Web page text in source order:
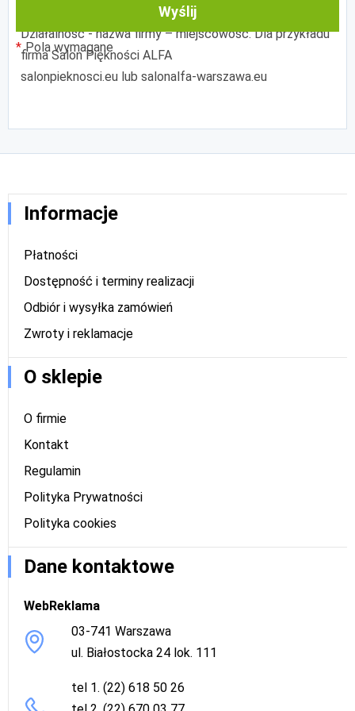
Wyślij
Pola wymagane
Działalność - nazwa firmy – miejscowość. Dla przykładu
firma Salon Piękności ALFA
salonpieknosci.eu lub salonalfa-warszawa.eu
Informacje
Płatności
Dostępność i terminy realizacji
Odbiór i wysyłka zamówień
Zwroty i reklamacje
O sklepie
O firmie
Kontakt
Regulamin
Polityka Prywatności
Polityka cookies
Dane kontaktowe
WebReklama
03-741 Warszawa
ul. Białostocka 24 lok. 111
tel 1. (22) 618 50 26